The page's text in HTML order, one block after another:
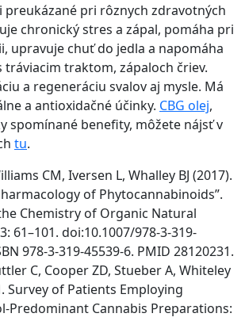
preukázané pri rôznych zdravotných
chronický stres a zápal, pomáha pri
upravuje chuť do jedla a napomáha
traktom, zápaloch čriev.
a regeneráciu svalov aj mysle. Má
a antioxidačné účinky. CBG olej,
spomínané benefity, môžete nájsť v
tu.
CM, Iversen L, Whalley BJ (2017).
of Phytocannabinoids”.
Chemistry of Organic Natural
61–101. doi:10.1007/978-3-319-
978-3-319-45539-6. PMID 28120231.
C, Cooper ZD, Stueber A, Whiteley
Survey of Patients Employing
Predominant Cannabis Preparations: